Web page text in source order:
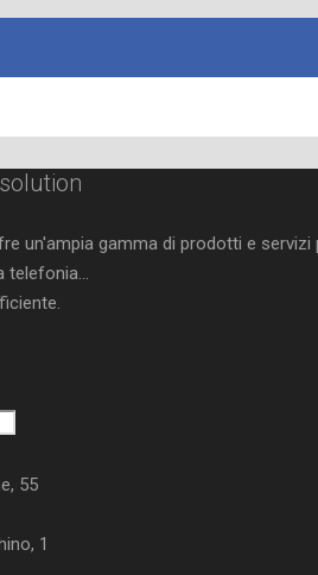
un'ampia gamma di prodotti e servizi
telefonia...
55
1